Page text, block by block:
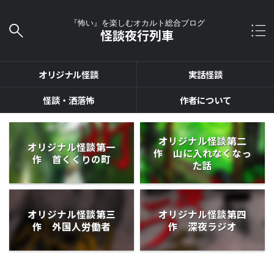
『怖い』を楽しむオカルト総合ブログ
怪談夜行列車
オリジナル怪談
実話怪談
怪談・洒落怖
作者について
オリジナル怪談第一
作 首くくりの町
オリジナル怪談第二
作 山に入れなくなっ
た話
オリジナル怪談第三
作 外国人労働者
オリジナル怪談第四
作 深夜ラジオ